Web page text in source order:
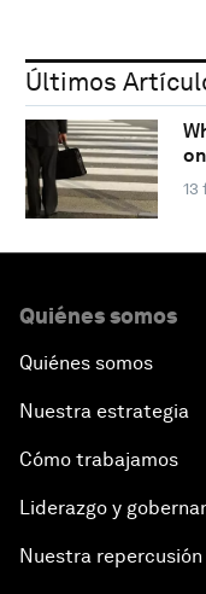
Últimos
13
Quiénes somos
Quiénes somos
Nuestra estrategia
Cómo trabajamos
Liderazgo y
Nuestra repercusión